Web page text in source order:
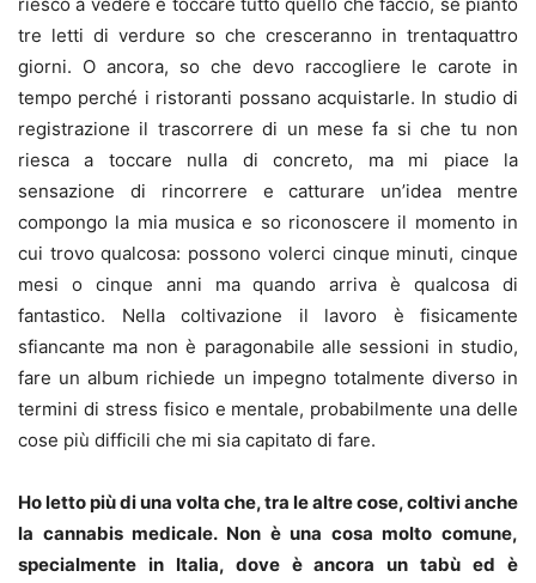
tre letti di verdure so che cresceranno in trentaquattro
giorni. O ancora, so che devo raccogliere le carote in
tempo perché i ristoranti possano acquistarle. In studio di
registrazione il trascorrere di un mese fa si che tu non
riesca a toccare nulla di concreto, ma mi piace la
sensazione di rincorrere e catturare un’idea mentre
compongo la mia musica e so riconoscere il momento in
cui trovo qualcosa: possono volerci cinque minuti, cinque
mesi o cinque anni ma quando arriva è qualcosa di
fantastico. Nella coltivazione il lavoro è fisicamente
sfiancante ma non è paragonabile alle sessioni in studio,
fare un album richiede un impegno totalmente diverso in
termini di stress fisico e mentale, probabilmente una delle
cose più difficili che mi sia capitato di fare.
Ho letto più di una volta che, tra le altre cose, coltivi anche
la cannabis medicale. Non è una cosa molto comune,
specialmente in Italia, dove è ancora un tabù ed è